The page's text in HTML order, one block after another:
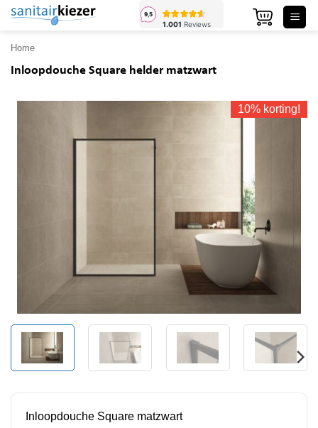
Ga
inhoud
Home
Inloopdouche Square helder matzwart
10% korting!
Inloopdouche Square matzwart